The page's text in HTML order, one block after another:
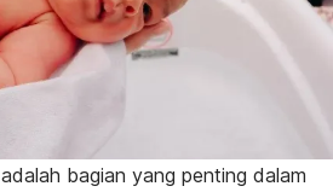
adalah bagian yang penting dalam